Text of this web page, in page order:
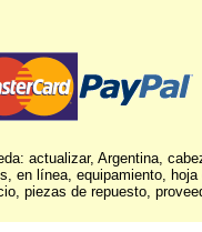
actualizar, Argentina,
en línea, equipamiento, hoja
piezas de repuesto,